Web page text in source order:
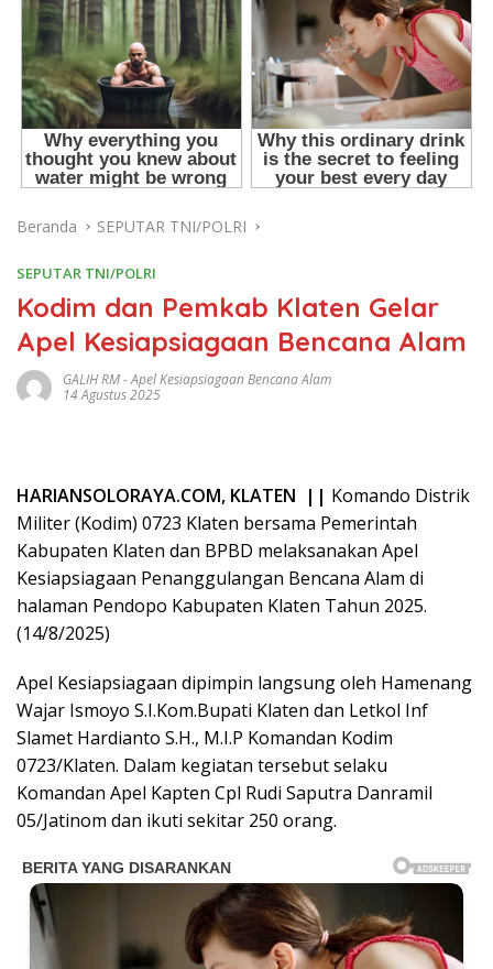
Beranda SEPUTAR TNI/POLRI
SEPUTAR TNI/POLRI
Kodim dan Pemkab Klaten Gelar
Apel Kesiapsiagaan Bencana Alam
GALIH RM-Apel Kesiapsiagaan Bencana Alam
14 Agustus 2025
HARIANSOLORAYA.COM, KLATEN || Komando Distrik
Militer (Kodim) 0723 Klaten bersama Pemerintah
Kabupaten Klaten dan BPBD melaksanakan Apel
Kesiapsiagaan Penanggulangan Bencana Alam di
halaman Pendopo Kabupaten Klaten Tahun 2025.
(14/8/2025)
Apel Kesiapsiagaan dipimpin langsung oleh Hamenang
Wajar Ismoyo S.I.Kom.Bupati Klaten dan Letkol Inf
Slamet Hardianto S.H., M.I.P Komandan Kodim
0723/Klaten. Dalam kegiatan tersebut selaku
Komandan Apel Kapten Cpl Rudi Saputra Danramil
05/Jatinom dan ikuti sekitar 250 orang.